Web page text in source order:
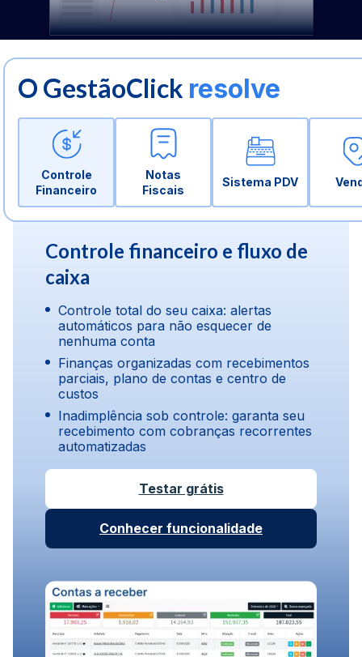
O GestãoClick resolve
Controle
Financeiro
Notas
Fiscais
Sistema PDV
Controle financeiro e fluxo de
caixa
Controle total do seu caixa: alertas
automáticos para não esquecer de
nenhuma conta
Finanças organizadas com recebimentos
parciais, plano de contas e centro de
custos
Inadimplência sob controle: garanta seu
recebimento com cobranças recorrentes
automatizadas
Testar grátis
Conhecer funcionalidade